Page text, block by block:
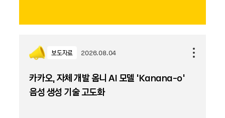
보도자료 2026.08.04
카카오, 자체 개발 옴니 AI 모델 ‘Kanana-o’
음성 생성 기술 고도화